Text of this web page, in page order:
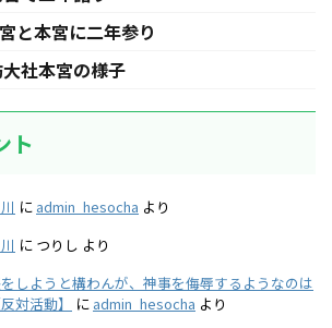
と本宮に二年参り
社本宮の様子
ト
に admin_hesocha より
に つりし より
をしようと構わんが、神事を侮辱するようなのは
対活動】
に admin_hesocha より